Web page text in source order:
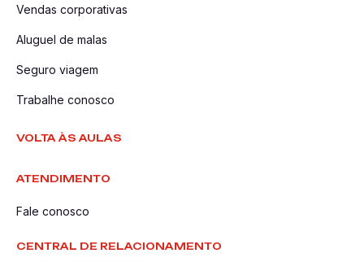
Vendas corporativas
Aluguel de malas
Seguro viagem
Trabalhe conosco
VOLTA ÀS AULAS
ATENDIMENTO
Fale conosco
CENTRAL DE RELACIONAMENTO